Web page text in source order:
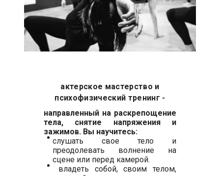
актерское мастерство и
психофизический тренинг -
направленный на раскрепощение
тела, снятие напряжения и
зажимов. Вы научитесь:
слушать свое тело и
преодолевать волнение на
сцене или перед камерой.
владеть собой, своим телом,